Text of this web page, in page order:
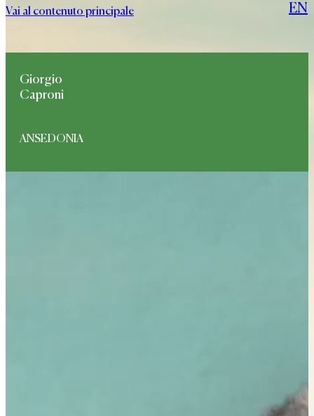
Vai al contenuto principale EN
Giorgio
Caproni
ANSEDONIA